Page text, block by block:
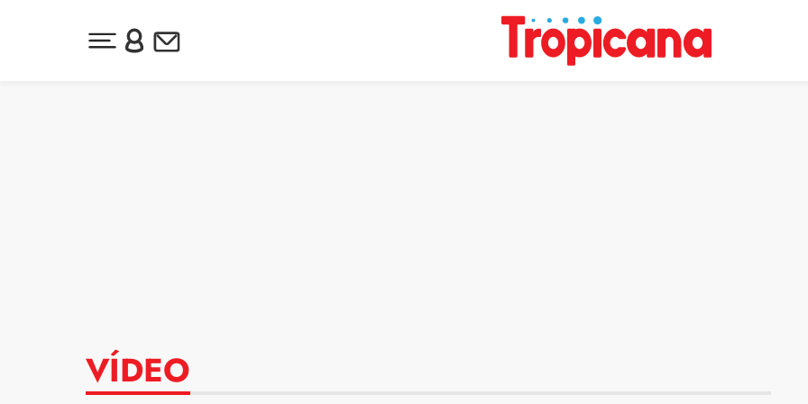
Desplegar menú principal
Inicia sesión o regístrate
Newsletter
VÍDEO